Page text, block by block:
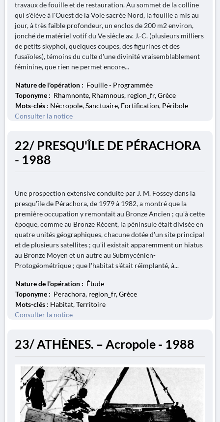
travaux de fouille et de restauration. Au sommet de la colline
qui s'élève à l'Ouest de la Voie sacrée Nord, la fouille a mis au
jour, à très faible profondeur, un enclos de 200 m2 environ,
jonché de matériel votif du Ve siècle av. J.-C. (plusieurs milliers
de petits skyphoi, quelques coupes, des figurines et des
fusaïoles), témoins du culte d'une divinité vraisemblablement
féminine, que rien ne permet encore...
Nature de l'opération : Fouille - Programmée
Toponyme : Rhamnonte, Rhamnous, region_fr, Grèce
Mots-clés : Nécropole, Sanctuaire, Fortification, Péribole
Consulter la notice
22/ PRESQU'ÎLE DE PÉRACHORA
- 1988
Une prospection extensive conduite par J. M. Fossey dans la
presqu'île de Pérachora, de 1979 à 1982, a montré que la
première occupation y remontait au Bronze Ancien ; qu'à cette
époque, comme au Bronze Récent, la péninsule était divisée en
quatre unités géographiques, chacune dotée d'un site principal
et de plusieurs satellites ; qu'il existait apparemment un hiatus
au Bronze Moyen et un autre au Submycénien-
Protogéométrique ; que l'habitat s'était réimplanté, à...
Nature de l'opération : Étude
Toponyme : Perachora, region_fr, Grèce
Mots-clés : Habitat, Territoire
Consulter la notice
23/ ATHÈNES. – Acropole - 1988